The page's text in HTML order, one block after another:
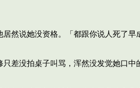
然说她没资格。「都跟你说人死了早
差没拍桌子叫骂，浑然没发觉她口中